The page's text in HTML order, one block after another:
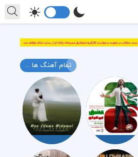
تمام آهنگ ها ...